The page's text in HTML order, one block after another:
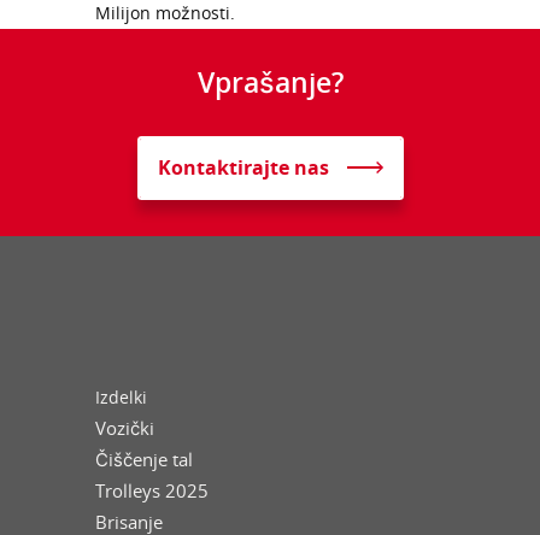
Milijon možnosti.
Vprašanje?
Kontaktirajte nas
Izdelki
Vozički
Čiščenje tal
Trolleys 2025
Brisanje